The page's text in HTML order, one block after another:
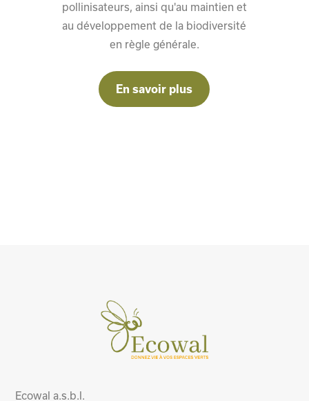
pollinisateurs, ainsi qu'au maintien et
au développement de la biodiversité
en règle générale.
En savoir plus
Ecowal a.s.b.l.